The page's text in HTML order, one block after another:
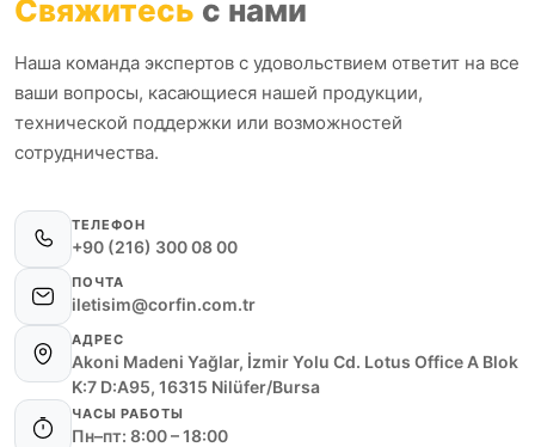
Свяжитесь с нами
Наша команда экспертов с удовольствием ответит на все
ваши вопросы, касающиеся нашей продукции,
технической поддержки или возможностей
сотрудничества.
ТЕЛЕФОН
+90 (216) 300 08 00
ПОЧТА
iletisim@corfin.com.tr
АДРЕС
Akoni Madeni Yağlar, İzmir Yolu Cd. Lotus Office A Blok
K:7 D:A95, 16315 Nilüfer/Bursa
ЧАСЫ РАБОТЫ
Пн–пт: 8:00 – 18:00